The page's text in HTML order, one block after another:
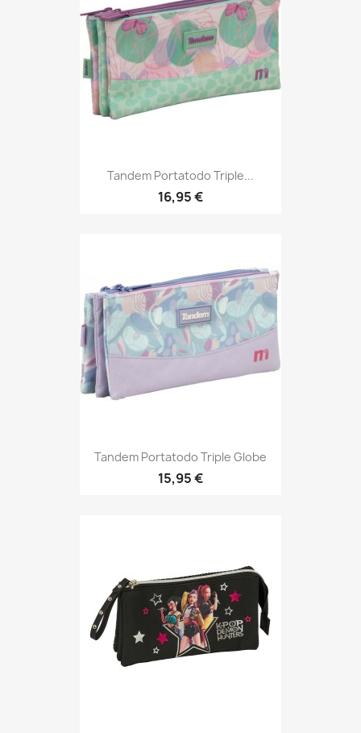
Tandem Portatodo Triple...
16,95 €
Tandem Portatodo Triple Globe
15,95 €